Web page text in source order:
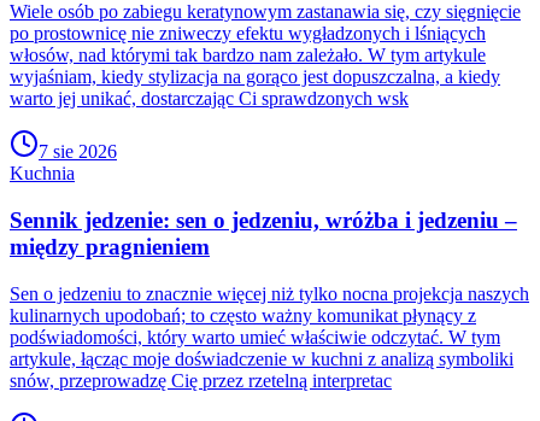
Wiele osób po zabiegu keratynowym zastanawia się, czy sięgnięcie
po prostownicę nie zniweczy efektu wygładzonych i lśniących
włosów, nad którymi tak bardzo nam zależało. W tym artykule
wyjaśniam, kiedy stylizacja na gorąco jest dopuszczalna, a kiedy
warto jej unikać, dostarczając Ci sprawdzonych wsk
7 sie 2026
Kuchnia
Sennik jedzenie: sen o jedzeniu, wróżba i jedzeniu –
między pragnieniem
Sen o jedzeniu to znacznie więcej niż tylko nocna projekcja naszych
kulinarnych upodobań; to często ważny komunikat płynący z
podświadomości, który warto umieć właściwie odczytać. W tym
artykule, łącząc moje doświadczenie w kuchni z analizą symboliki
snów, przeprowadzę Cię przez rzetelną interpretac